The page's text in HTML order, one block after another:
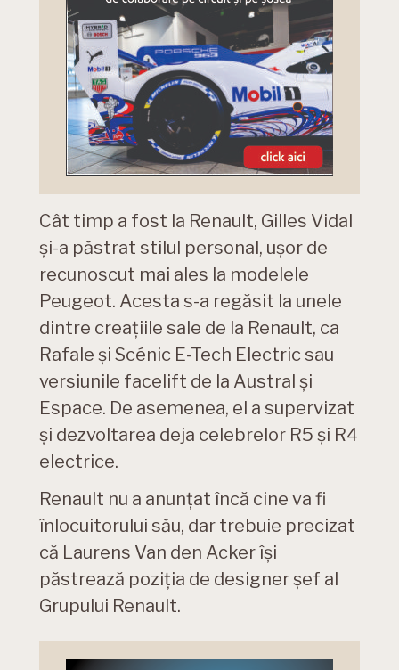
Cât timp a fost la Renault, Gilles Vidal
și-a păstrat stilul personal, ușor de
recunoscut mai ales la modelele
Peugeot. Acesta s-a regăsit la unele
dintre creațiile sale de la Renault, ca
Rafale și Scénic E-Tech Electric sau
versiunile facelift de la Austral și
Espace. De asemenea, el a supervizat
și dezvoltarea deja celebrelor R5 și R4
electrice.
Renault nu a anunțat încă cine va fi
înlocuitorului său, dar trebuie precizat
că Laurens Van den Acker își
păstrează poziția de designer șef al
Grupului Renault.